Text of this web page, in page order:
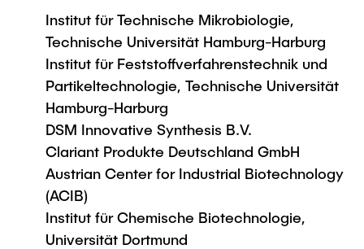
Institut für Technische Mikrobiologie,
Technische Universität Hamburg-Harburg
Institut für Feststoffverfahrenstechnik und
Partikeltechnologie, Technische Universität
Hamburg-Harburg
DSM Innovative Synthesis B.V.
Clariant Produkte Deutschland GmbH
Austrian Center for Industrial Biotechnology
(ACIB)
Institut für Chemische Biotechnologie,
Universität Dortmund